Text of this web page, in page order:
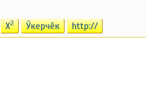
X2 Ӳкерчӗк http://